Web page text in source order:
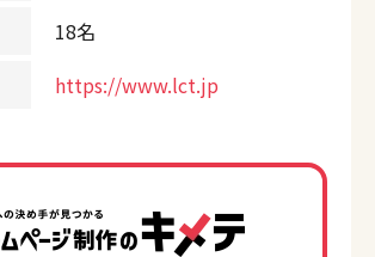
18名
https://www.lct.jp